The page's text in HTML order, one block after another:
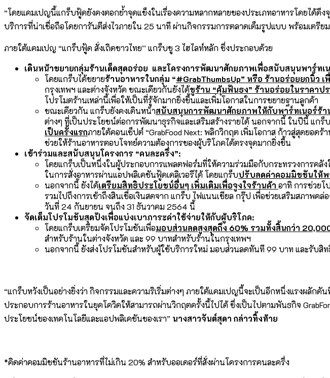
“โดยแคมเปญนี้แกร็บฟู้ดยังคงตอกย้ำจุดแข็งในเรื่องความหลากหลายของประเภทอาหารโดยได้
บริการที่น่าเชื่อถือโดยการันตีส่งไวภายใน 25 นาที ผ่านกิจกรรมการตลาดเต็มรูปแบบ พร้อมเตรีย
ภายใต้แคมเปญ “แกร็บฟู้ด สั่งเถิดชาวไทย’’ แกร็บชู 3 ไฮไลท์หลัก ซึ่งประกอบด้วย
เดินหน้าขยายกลุ่มร้านเด็ดสุดอร่อย และโครงการพัฒนาศักยภาพเพื่อสนับสนุนพาร์ทเ
โดยแกร็บได้ขยายร้านอาหารในกลุ่ม “#GrabThumbsUp” หรือ ร้านอร่อยยกนิ้ว
กรุงเทพฯ และต่างจังหวัด ขณะเดียวกันยังได้ชูร้าน “คุ้มฟันธง” ร้านอร่อยในราคาป
โปรโมตร้านเหล่านี้เพื่อให้เป็นที่รู้จักมากยิ่งขึ้นและเพิ่มโอกาสในการขยายฐานลูกค้า
ขณะเดียวกัน แกร็บยังคงเดินหน้าสนับสนุนการพัฒนาศักยภาพให้กับพาร์ทเนอร์ร้า
ต่างๆ ที่เป็นประโยชน์ต่อการพัฒนาธุรกิจและเสริมสร้างรายได้ นอกจากนี้ ในปีนี้ แกร็
เป็นครั้งแรกภายใต้คอนเซ็ปต์ “GrabFood Next: พลิกวิกฤต เพิ่มโอกาส ก้าวสู่สุดยอด
ช่วยให้ร้านอาหารตอบโจทย์ความต้องการของผู้บริโภคได้ตรงจุดมากยิ่งขึ้น
เข้าร่วมและสนับสนุนโครงการ “คนละครึ่ง”:
โดยแกร็บเป็นหนึ่งในผู้ประกอบการแพลตฟอร์มที่ให้ความร่วมมือกับกระทรวงการคลั
ในการสั่งอาหารผ่านแอปพลิเคชันฟู้ดเดลิเวอรีได้ โดยแกร็บปรับลดค่าคอมมิชชันให้พ
นอกจากนี้ ยังได้เตรียมสิทธิประโยชน์อื่นๆ เพิ่มเติมเพื่อจูงใจร้านค้า อาทิ การช่วยโ
รวมไปถึงการเข้าถึงสินเชื่อเงินสดจาก แกร็บ ไฟแนนเชียล กรุ๊ป เพื่อช่วยเสริมสภาพค
วันที่ 24 กันยายน จนถึง 31 ธันวาคม 2564 นี้
จัดเต็มโปรโมชันสุดปังเพื่อแบ่งเบาภาระค่าใช้จ่ายให้กับผู้บริโภค:
โดยแกร็บเตรียมจัดโปรโมชันเพื่อมอบส่วนลดสูงสุดถึง 60% รวมทั้งสิ้นกว่า
สำหรับร้านในต่างจังหวัด และ 99 บาทสำหรับร้านในกรุงเทพฯ
นอกจากนี้ ยังส่งโปรโมชันสำหรับผู้ใช้บริการใหม่ มอบส่วนลดทันที 99 บาท และรับ
“แกร็บหวังเป็นอย่างยิ่งว่า กิจกรรมและความริเริ่มต่างๆ ภายใต้แคมเปญนี้จะเป็นอีกหนึ่งแรงผลั
ประกอบการร้านอาหารในยุคโควิดให้สามารถผ่านวิกฤตครั้งนี้ไปได้ ซึ่งเป็นไปตามพันธกิจ
ประโยชน์ของเทคโนโลยีและแอปพลิเคชันของเรา” นางสาวจันต์สุดา กล่าวทิ้งท้าย
*คิดค่าคอมมิชชันร้านอาหารที่ไม่เกิน 20% สำหรับออเดอร์ที่สั่งผ่านโครงการคนละครึ่ง